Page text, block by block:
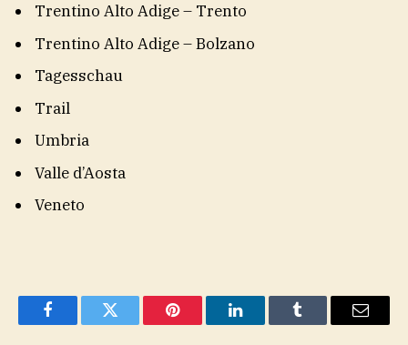
Trentino Alto Adige – Trento
Trentino Alto Adige – Bolzano
Tagesschau
Trail
Umbria
Valle d’Aosta
Veneto
FacebookTwitter Pinterest LinkedInTumblr Email